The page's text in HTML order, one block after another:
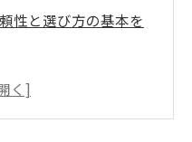
性と選び方の基本を
ビシート防水の品質